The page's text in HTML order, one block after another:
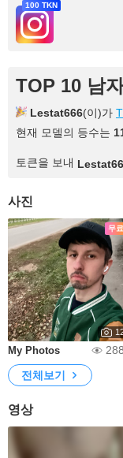
100 TKN
TOP 10 남
Lestat666(이)가
현재 모델의 등수는
토큰을 보내
사진
무료
My Photos
전체보기
영상